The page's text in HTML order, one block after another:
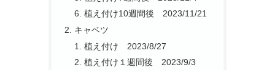
植え付け10週間後 2023/11/21
キャベツ
植え付け 2023/8/27
植え付け１週間後 2023/9/3